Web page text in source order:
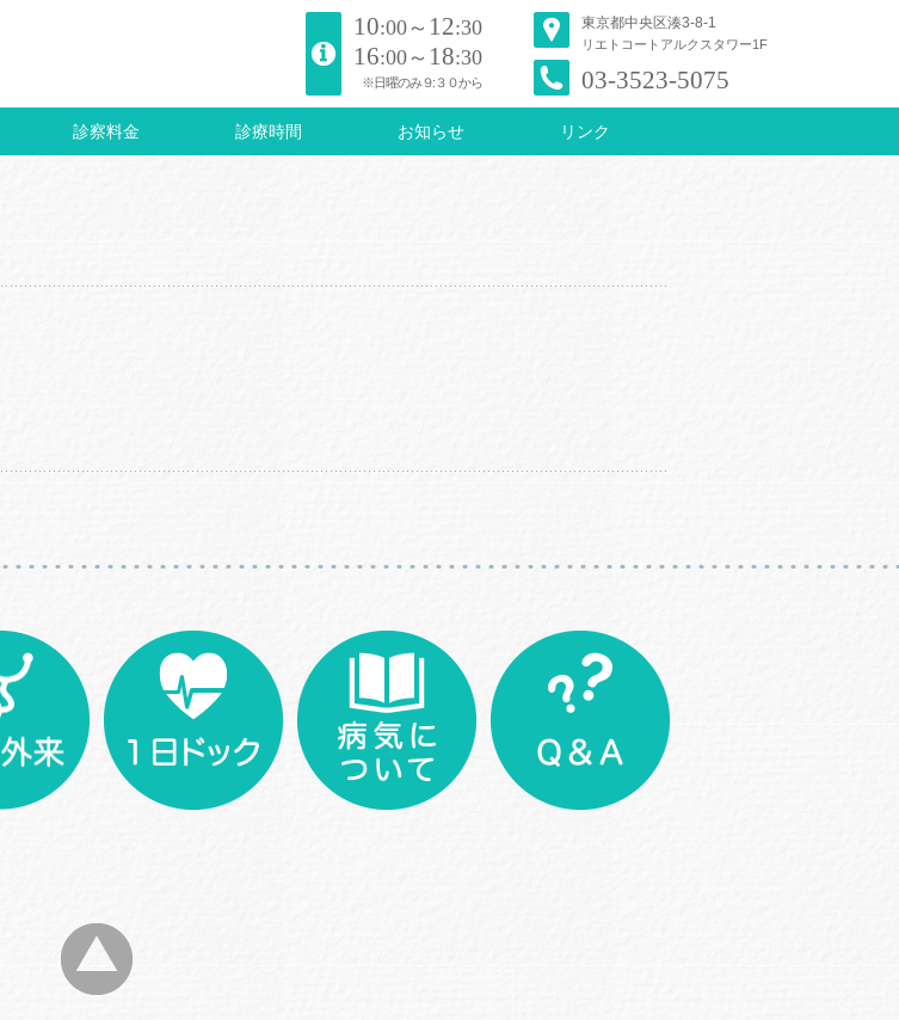
10:00～ 12:30
16:00～ 18:30
※日曜のみ９:３０から
東京都中央区湊3-8-1
リエトコートアルクスタワー1F
03-3523-5075
診察料金 診療時間 お知らせ リンク